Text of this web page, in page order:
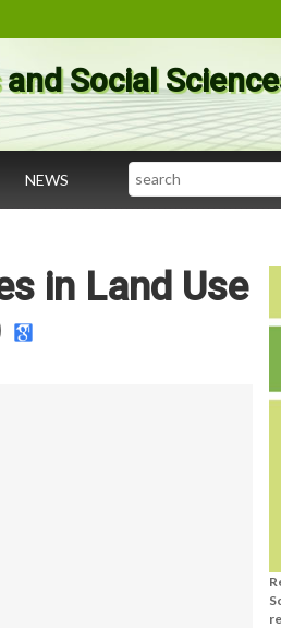
Social
NEWS Search
in Land Use